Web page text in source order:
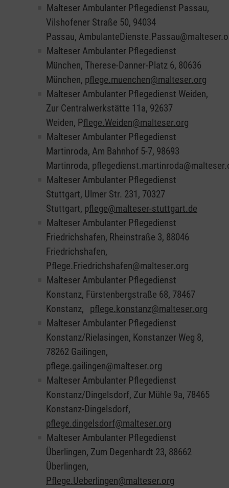
Malteser Ambulanter Pflegedienst Passau,
Vilshofener Straße 50, 94034
Passau,
Malteser Ambulanter Pflegedienst
München, Therese-Danner-Platz 6, 80636
München, pflege.muenchen@malteser.org
Malteser Ambulanter Pflegedienst Weiden,
Zur Centralwerkstätte 11a, 92637
Weiden, Pflege.Weiden@malteser.org
Malteser Ambulanter Pflegedienst
Martinroda, Am Bahnhof 5-7, 98693
Martinroda,
Malteser Ambulanter Pflegedienst
Stuttgart, Ulmer Str. 231, 70327
Stuttgart, pflege@malteser-stuttgart.de
Malteser Ambulanter Pflegedienst
Friedrichshafen, Rheinstraße 3, 88046
Friedrichshafen,
Pflege.Friedrichshafen@malteser.org
Malteser Ambulanter Pflegedienst
Konstanz, Fürstenbergstraße 68, 78467
Konstanz, pflege.konstanz@malteser.org
Malteser Ambulanter Pflegedienst
Konstanz/Rielasingen, Konstanzer Weg 8,
78262 Gailingen,
pflege.gailingen@malteser.org
Malteser Ambulanter Pflegedienst
Konstanz/Dingelsdorf, Zur Mühle 9a, 78465
Konstanz-Dingelsdorf,
pflege.dingelsdorf@malteser.org
Malteser Ambulanter Pflegedienst
Überlingen, Zum Degenhardt 23, 88662
Überlingen,
Pflege.Ueberlingen@malteser.org